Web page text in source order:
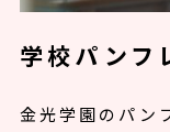
学校パンフ
金光学園のパン